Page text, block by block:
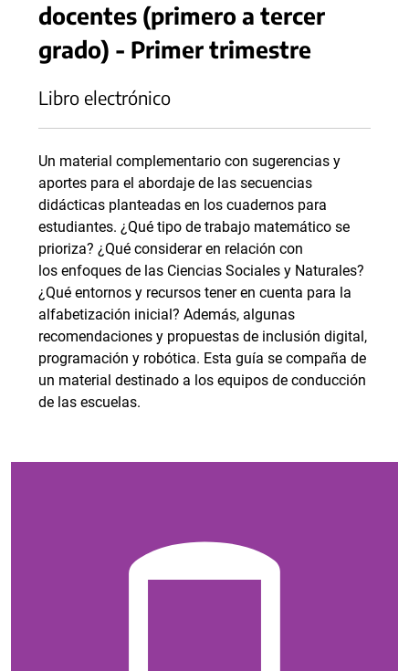
docentes (primero a tercer
grado) - Primer trimestre
Libro electrónico
Un material complementario con sugerencias y
aportes para el abordaje de las secuencias
didácticas planteadas en los cuadernos para
estudiantes. ¿Qué tipo de trabajo matemático se
prioriza? ¿Qué considerar en relación con
los enfoques de las Ciencias Sociales y Naturales?
¿Qué entornos y recursos tener en cuenta para la
alfabetización inicial? Además, algunas
recomendaciones y propuestas de inclusión digital,
programación y robótica. Esta guía se compaña de
un material destinado a los equipos de conducción
de las escuelas.